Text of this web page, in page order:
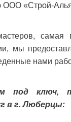
ООО «Строй-
самая
мы
нами
под ключ,
в г. Люберцы: